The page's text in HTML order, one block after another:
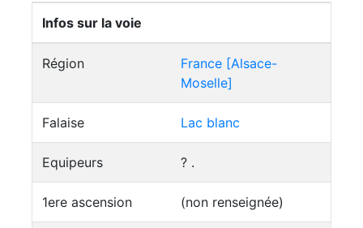
Infos sur la voie
Région
France [Alsace-
Moselle]
Falaise Lac blanc
Equipeurs ? .
1ere ascension (non renseignée)